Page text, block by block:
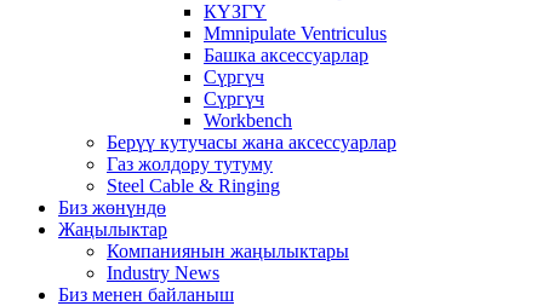
КҮЗГҮ
Mmnipulate Ventriculus
Башка аксессуарлар
Сүргүч
Сүргүч
Workbench
Берүү кутучасы жана аксессуарлар
Газ жолдору тутуму
Steel Cable & Ringing
Биз жөнүндө
Жаңылыктар
Компаниянын жаңылыктары
Industry News
Биз менен байланыш